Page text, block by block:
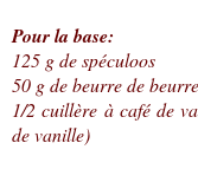
Pour la base:
125 g de spéculoos
50 g de beurre de
1/2 cuillère à café de
de vanille)